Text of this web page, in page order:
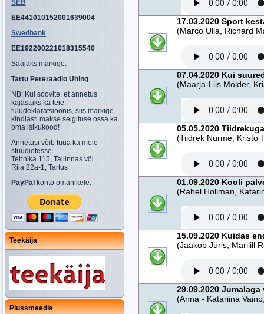
SEB
EE441010152001639004
Swedbank
EE192200221018315540
Saajaks märkige:
Tartu Pereraadio Ühing
NB! Kui soovite, et annetus
kajastuks ka teie
tuludeklaratsioonis, siis märkige
kindlasti makse selgituse ossa ka
oma isikukood!
Annetusi võib tuua ka meie
stuudiotesse
Tehnika 115, Tallinnas või
Riia 22a-1, Tartus
PayPal konto omanikele:
Teekäija
Plussmeedia
17.03.2020 Sport
(Marco Ulla, Richard
07.04.2020 Kui
(Maarja-Liis Mölder,
05.05.2020
(Tiidrek Nurme, Kristo
01.09.2020 Kooli
(Rahel Hollman,
15.09.2020 Kuidas
(Jaakob Jüris, Marilill
29.09.2020 Jumalaga
(Anna - Katariina